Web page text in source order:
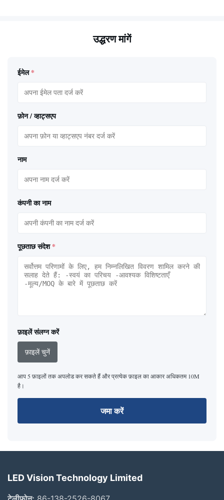
उद्धरण मांगें
ईमेल *
फ़ोन / व्हाट्सएप
नाम
कंपनी का नाम
पूछताछ संदेश *
फ़ाइलें संलग्न करें
फ़ाइलें चुनें
आप 5 फ़ाइलों तक अपलोड कर सकते हैं और प्रत्येक फ़ाइल का आकार अधिकतम 10M
है।
जमा करें
LED Vision Technology Limited